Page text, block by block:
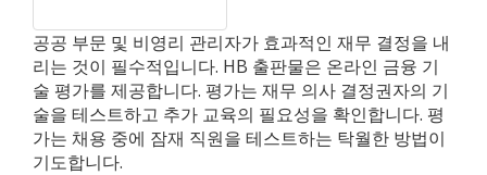
공공 부문 및 비영리 관리자가 효과적인 재무 결정을 내
리는 것이 필수적입니다. HB 출판물은 온라인 금융 기
술 평가를 제공합니다. 평가는 재무 의사 결정권자의 기
술을 테스트하고 추가 교육의 필요성을 확인합니다. 평
가는 채용 중에 잠재 직원을 테스트하는 탁월한 방법이
기도합니다.